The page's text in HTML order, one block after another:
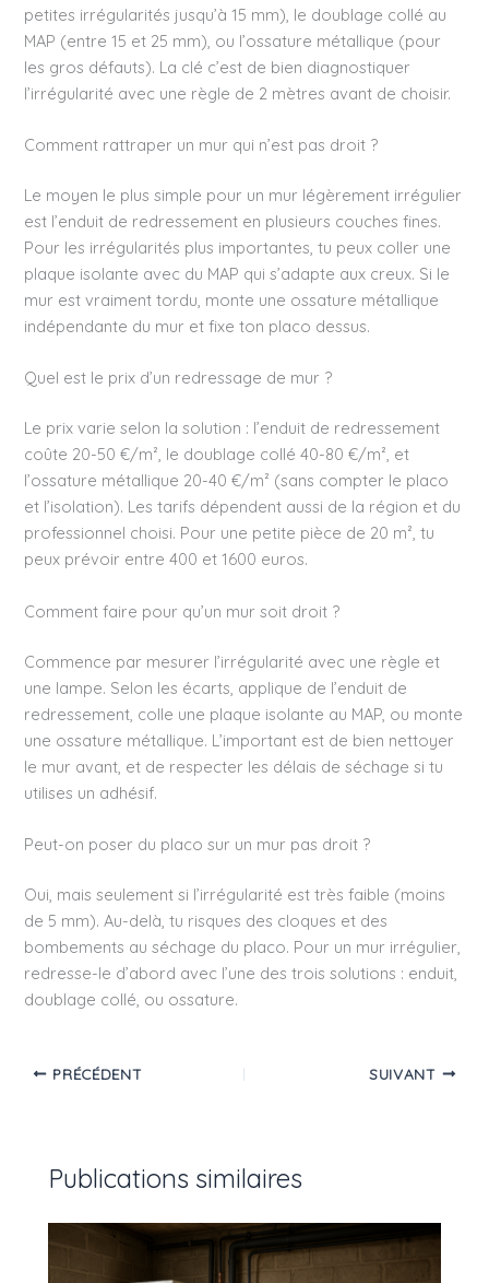
petites irrégularités jusqu’à 15 mm), le doublage collé au
MAP (entre 15 et 25 mm), ou l’ossature métallique (pour
les gros défauts). La clé c’est de bien diagnostiquer
l’irrégularité avec une règle de 2 mètres avant de choisir.
Comment rattraper un mur qui n’est pas droit ?
Le moyen le plus simple pour un mur légèrement irrégulier
est l’enduit de redressement en plusieurs couches fines.
Pour les irrégularités plus importantes, tu peux coller une
plaque isolante avec du MAP qui s’adapte aux creux. Si le
mur est vraiment tordu, monte une ossature métallique
indépendante du mur et fixe ton placo dessus.
Quel est le prix d’un redressage de mur ?
Le prix varie selon la solution : l’enduit de redressement
coûte 20-50 €/m², le doublage collé 40-80 €/m², et
l’ossature métallique 20-40 €/m² (sans compter le placo
et l’isolation). Les tarifs dépendent aussi de la région et du
professionnel choisi. Pour une petite pièce de 20 m², tu
peux prévoir entre 400 et 1600 euros.
Comment faire pour qu’un mur soit droit ?
Commence par mesurer l’irrégularité avec une règle et
une lampe. Selon les écarts, applique de l’enduit de
redressement, colle une plaque isolante au MAP, ou monte
une ossature métallique. L’important est de bien nettoyer
le mur avant, et de respecter les délais de séchage si tu
utilises un adhésif.
Peut-on poser du placo sur un mur pas droit ?
Oui, mais seulement si l’irrégularité est très faible (moins
de 5 mm). Au-delà, tu risques des cloques et des
bombements au séchage du placo. Pour un mur irrégulier,
redresse-le d’abord avec l’une des trois solutions : enduit,
doublage collé, ou ossature.
PRÉCÉDENT SUIVANT
Publications similaires